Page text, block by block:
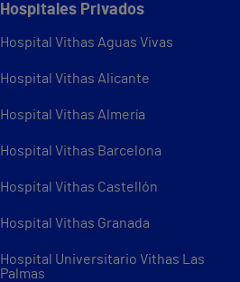
Hospitales Privados
Hospital Vithas Aguas Vivas
Hospital Vithas Alicante
Hospital Vithas Almería
Hospital Vithas Barcelona
Hospital Vithas Castellón
Hospital Vithas Granada
Hospital Universitario Vithas Las
Palmas